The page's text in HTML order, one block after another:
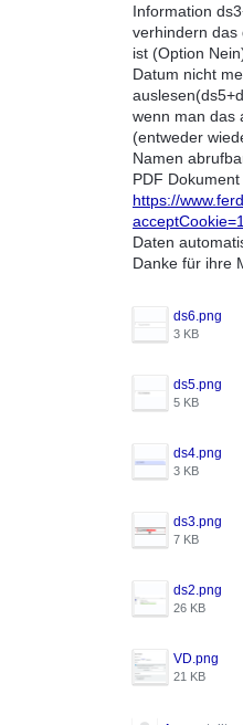
Information
verhindern das
ist (Option
Datum nicht
wenn man das
(entweder
Namen
PDF
https://
acceptCookie=1
Daten
Danke für ihre
ds6.png
3 KB
ds5.png
5 KB
ds4.png
3 KB
ds3.png
7 KB
ds2.png
26 KB
VD.png
21 KB